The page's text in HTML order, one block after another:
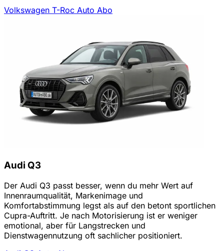
Volkswagen T-Roc Auto Abo
Audi Q3
Der Audi Q3 passt besser, wenn du mehr Wert auf
Innenraumqualität, Markenimage und
Komfortabstimmung legst als auf den betont sportlichen
Cupra-Auftritt. Je nach Motorisierung ist er weniger
emotional, aber für Langstrecken und
Dienstwagennutzung oft sachlicher positioniert.